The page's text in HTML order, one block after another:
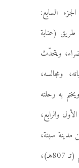
السابع:
(عنابة
ويتحدّث
ومجالسه،
به رحلته
والرابع،
سبتة،
ووصوله إلى المرية، ولقائه للوزير ابن الحكيم (تـ 807هـ)،